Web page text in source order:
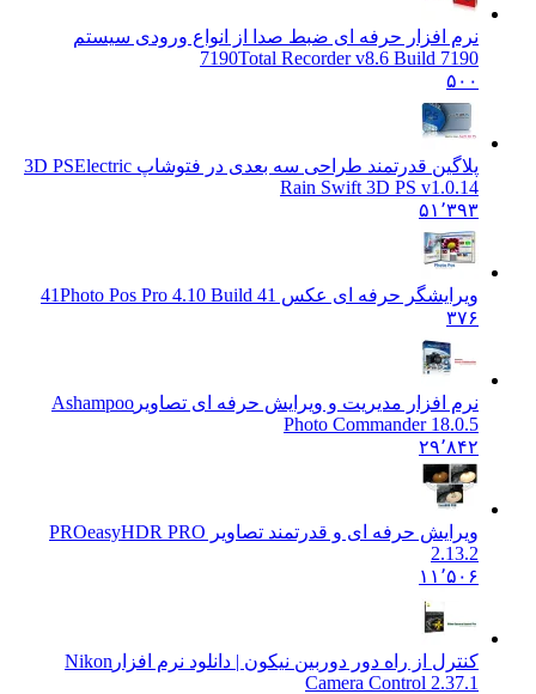
نرم افزار حرفه ای ضبط صدا از انواع ورودی سیستم
7190 Total Recorder v8.6 Build 7190
پلاگین قدرتمند طراحی سه بعدی در فتوشاپ 3D PSElectric
Rain Swift 3D PS v1.0.14
۵۱٬۳۹۳
ویرایشگر حرفه ای عکس 41Photo Pos Pro 4.10 Build 41
نرم افزار مدیریت و ویرایش حرفه ای تصاویرAshampoo
Photo Commander 18.0.5
۲۹٬۸۴۲
ویرایش حرفه ای و قدرتمند تصاویر PROeasyHDR PRO
2.13.2
۱۱٬۵۰۶
کنترل از راه دور دوربین نیکون | دانلود نرم افزار Nikon
Camera Control 2.37.1